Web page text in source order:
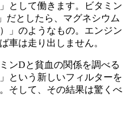
として働きます。ビタミン
だとしたら、マグネシウム
」のようなもの。エンジン
車は走り出しません。
ンDと貧血の関係を調べる
という新しいフィルターを
そして、その結果は驚くべ